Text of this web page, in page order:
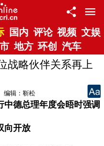
国内 评论 视频 文娱
地方 环创 汽车
战略伙伴关系再上
编辑：靳松
德总理年度会晤时强调
向开放